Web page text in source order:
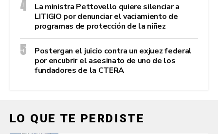
La ministra Pettovello quiere silenciar a
LITIGIO por denunciar el vaciamiento de
programas de protección de la niñez
Postergan el juicio contra un exjuez federal
por encubrir el asesinato de uno de los
fundadores de la CTERA
LO QUE TE PERDISTE